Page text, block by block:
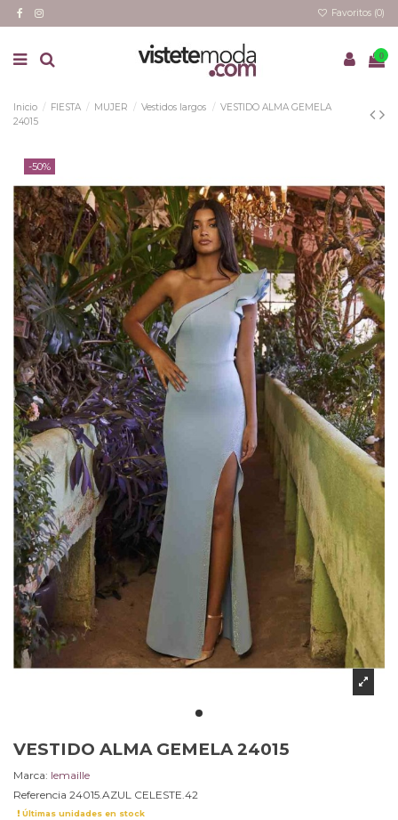
Favoritos (0)
0
Inicio FIESTA MUJER Vestidos largos
VESTIDO ALMA GEMELA
24015
-50%
VESTIDO ALMA GEMELA 24015
Marca: lemaille
Referencia 24015.AZUL CELESTE.42
Últimas unidades en stock